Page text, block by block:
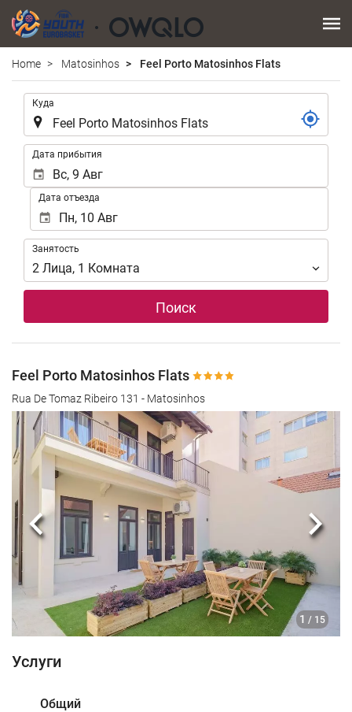
Home Matosinhos Feel Porto Matosinhos Flats
Куда
Дата прибытия
Дата отъезда
Занятость
Занятость
2 Лица, 1 Комната
Поиск
Feel Porto Matosinhos Flats
Rua De Tomaz Ribeiro 131 - Matosinhos
1 / 15
Предыдущий
Услуги
Общий